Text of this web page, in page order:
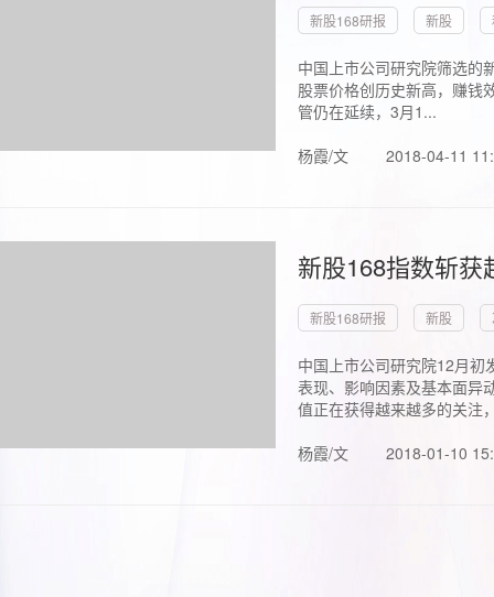
新股168研报 新股
中国上市公司研究院筛选的
股票价格创历史新高，赚钱
管仍在延续，3月1...
杨霞/文
2018-04-11
新股168指数斩
新股168研报 新股
中国上市公司研究院12月初
表现、影响因素及基本面异
值正在获得越来越多的关注
杨霞/文
2018-01-10